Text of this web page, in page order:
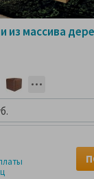
из массива